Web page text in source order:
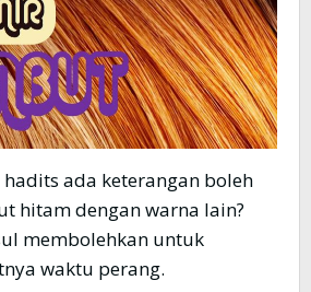
ada keterangan boleh
hitam dengan warna lain?
membolehkan untuk
waktu perang.